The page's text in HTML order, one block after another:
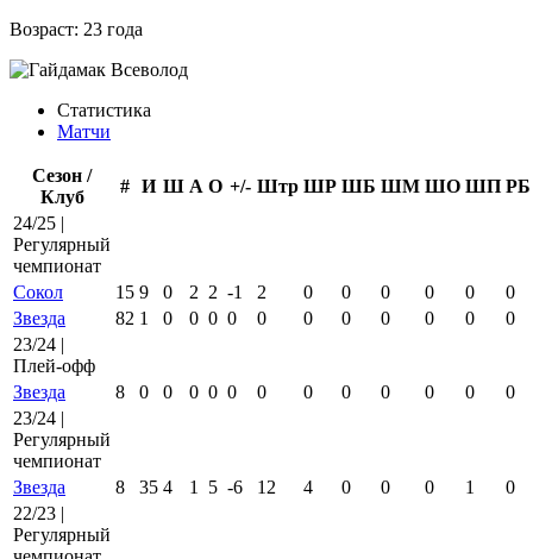
Возраст: 23 года
Статистика
Матчи
Сезон /
Клуб
# И Ш А О +/- Штр ШР ШБ ШМ ШО ШП РБ
24/25 |
Регулярный
чемпионат
Сокол
15 9 0 2 2 -1 2 0 0 0 0 0
0
Звезда
82 1 0 0 0 0 0 0 0 0 0 0
0
23/24 |
Плей-офф
Звезда
8 0 0 0 0 0 0 0 0 0 0 0
0
23/24 |
Регулярный
чемпионат
Звезда
8 35 4 1 5 -6 12 4 0 0 0 1
0
22/23 |
Регулярный